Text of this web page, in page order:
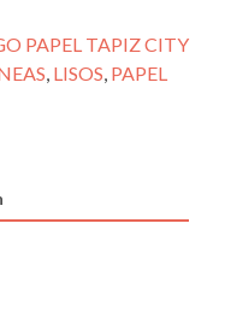
PAPEL TAPIZ CITY
, LISOS, PAPEL